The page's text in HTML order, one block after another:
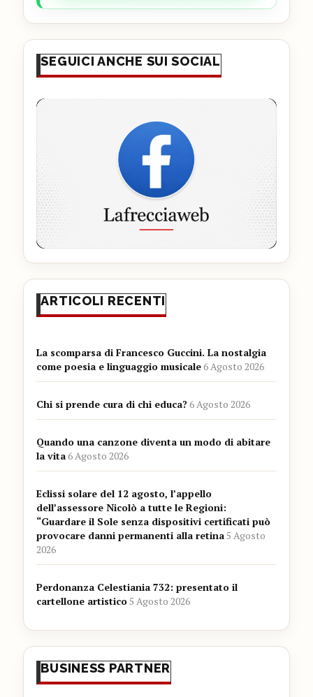
SEGUICI ANCHE SUI SOCIAL
ARTICOLI RECENTI
La scomparsa di Francesco Guccini. La nostalgia
come poesia e linguaggio musicale6 Agosto 2026
Chi si prende cura di chi educa?6 Agosto 2026
Quando una canzone diventa un modo di abitare
la vita6 Agosto 2026
Eclissi solare del 12 agosto, l’appello
dell’assessore Nicolò a tutte le Regioni:
“Guardare il Sole senza dispositivi certificati può
provocare danni permanenti alla retina5 Agosto
2026
Perdonanza Celestiania 732: presentato il
cartellone artistico5 Agosto 2026
BUSINESS PARTNER